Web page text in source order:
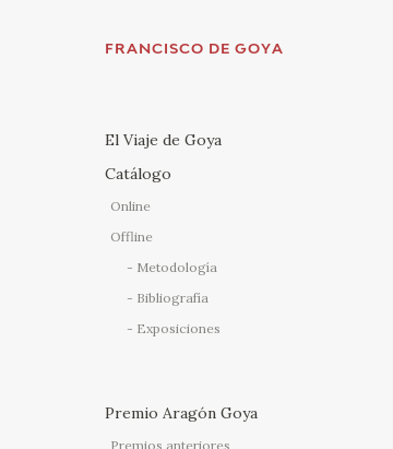
FRANCISCO DE GOYA
El Viaje de Goya
Catálogo
Online
Offline
Metodología
Bibliografía
Exposiciones
Premio Aragón Goya
Premios anteriores